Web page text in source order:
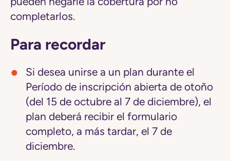
completarlos.
Para recordar
Si desea unirse a un plan durante el
Período de inscripción abierta de otoño
(del 15 de octubre al 7 de diciembre), el
plan deberá recibir el formulario
completo, a más tardar, el 7 de
diciembre.